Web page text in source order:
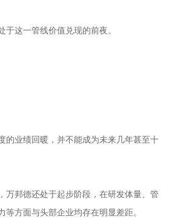
于这一管线价值兑现的前夜。
的业绩回暖，并不能成为未来几年甚至十
万邦德还处于起步阶段，在研发体量、管
等方面与头部企业均存在明显差距。